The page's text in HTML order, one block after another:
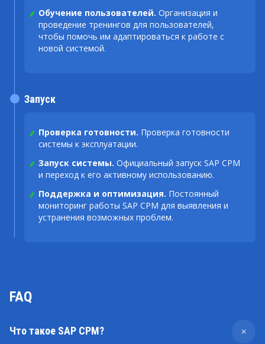
Обучение пользователей. Организация и
проведение тренингов для пользователей,
чтобы помочь им адаптироваться к работе с
новой системой.
Проверка готовности. Проверка готовности
системы к эксплуатации.
Запуск системы. Официальный запуск SAP CPM
и переход к его активному использованию.
Поддержка и оптимизация. Постоянный
мониторинг работы SAP CPM для выявления и
устранения возможных проблем.
Запуск
FAQ
Что такое SAP CPM?